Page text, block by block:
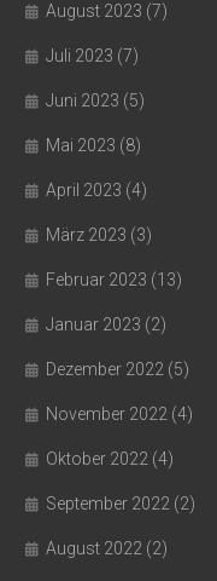
August 2023 (7)
Juli 2023 (7)
Juni 2023 (5)
Mai 2023 (8)
April 2023 (4)
März 2023 (3)
Februar 2023 (13)
Januar 2023 (2)
Dezember 2022 (5)
November 2022 (4)
Oktober 2022 (4)
September 2022 (2)
August 2022 (2)